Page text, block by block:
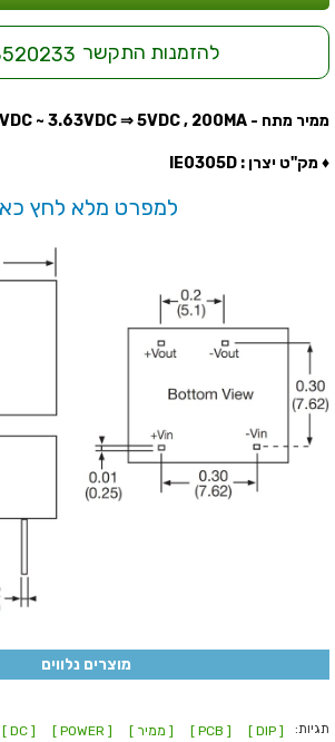
להזמנות התקשר
ממיר מתח - 1W , 2.97VDC ~ 3.63VDC ⇒ 5VDC , 200MA
♦ מק''ט יצרן : IE0305D
למפרט מלא לחץ
מוצרים נלווים
תגיות: [ DIP ]
[ PCB ] [ ממיר ] [ POWER ]
[ DC ]